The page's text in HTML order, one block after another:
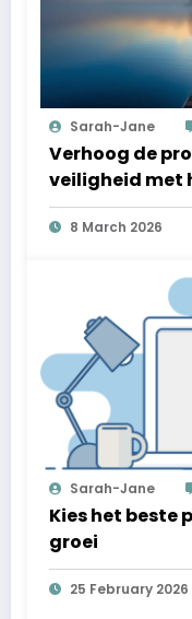
Sarah-Jane
Verhoog de
veiligheid met
8 March 2026
Sarah-Jane
Kies het beste
groei
25 February 2026